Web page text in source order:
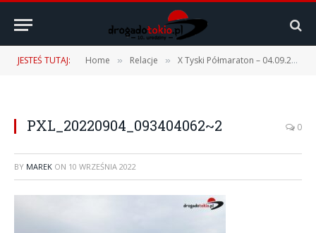
JESTEŚ TUTAJ: Home » Relacje » X Tyski Półmaraton – 04.09.2022 r.
PXL_20220904_093404062~2 0
BY MAREK ON 10 WRZEŚNIA 2022